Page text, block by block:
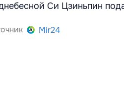
Си Цзиньпин
Mir24